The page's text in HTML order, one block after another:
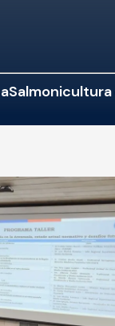
Salmonicultura